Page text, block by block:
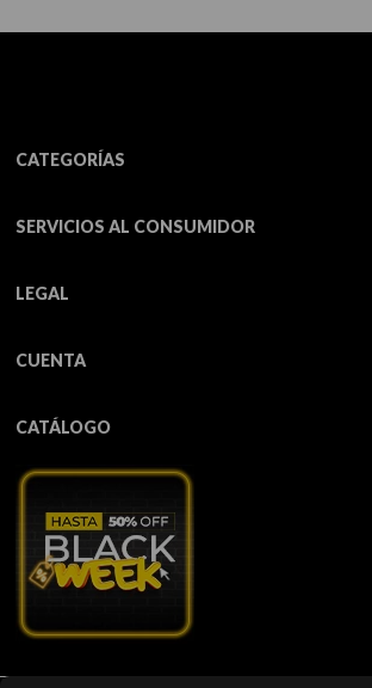
CATEGORÍAS
SERVICIOS AL CONSUMIDOR
LEGAL
CUENTA
CATÁLOGO